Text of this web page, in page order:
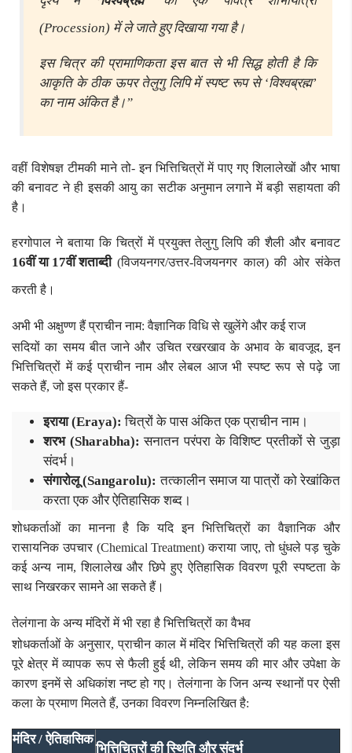
(Procession) में ले जाते हुए दिखाया गया है।
इस चित्र की प्रामाणिकता इस बात से भी सिद्ध होती है कि
आकृति के ठीक ऊपर तेलुगु लिपि में स्पष्ट रूप से ‘विश्वब्रह्म’
का नाम अंकित है।”
वहीं विशेषज्ञ टीमकी माने तो- इन भित्तिचित्रों में पाए गए शिलालेखों और भाषा
की बनावट ने ही इसकी आयु का सटीक अनुमान लगाने में बड़ी सहायता की
है।
हरगोपाल ने बताया कि चित्रों में प्रयुक्त तेलुगु लिपि की शैली और बनावट
16वीं या 17वीं शताब्दी(विजयनगर/उत्तर-विजयनगर काल) की ओर संकेत
करती है।
अभी भी अक्षुण्ण हैं प्राचीन नाम: वैज्ञानिक विधि से खुलेंगे और कई राज
सदियों का समय बीत जाने और उचित रखरखाव के अभाव के बावजूद, इन
भित्तिचित्रों में कई प्राचीन नाम और लेबल आज भी स्पष्ट रूप से पढ़े जा
सकते हैं, जो इस प्रकार हैं-
इराया (Eraya): चित्रों के पास अंकित एक प्राचीन नाम।
शरभ (Sharabha): सनातन परंपरा के विशिष्ट प्रतीकों से जुड़ा
संदर्भ।
संगारोलू (Sangarolu): तत्कालीन समाज या पात्रों को रेखांकित
करता एक और ऐतिहासिक शब्द।
शोधकर्ताओं का मानना है कि यदि इन भित्तिचित्रों का वैज्ञानिक और
रासायनिक उपचार (Chemical Treatment) कराया जाए, तो धुंधले पड़ चुके
कई अन्य नाम, शिलालेख और छिपे हुए ऐतिहासिक विवरण पूरी स्पष्टता के
साथ निखरकर सामने आ सकते हैं।
तेलंगाना के अन्य मंदिरों में भी रहा है भित्तिचित्रों का वैभव
शोधकर्ताओं के अनुसार, प्राचीन काल में मंदिर भित्तिचित्रों की यह कला इस
पूरे क्षेत्र में व्यापक रूप से फैली हुई थी, लेकिन समय की मार और उपेक्षा के
कारण इनमें से अधिकांश नष्ट हो गए। तेलंगाना के जिन अन्य स्थानों पर ऐसी
कला के प्रमाण मिलते हैं, उनका विवरण निम्नलिखित है:
मंदिर / ऐतिहासिक
भित्तिचित्रों की स्थिति और संदर्भ